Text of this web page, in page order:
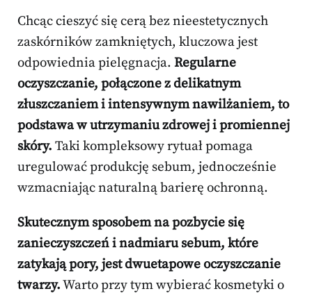
Chcąc cieszyć się cerą bez nieestetycznych
zaskórników zamkniętych, kluczowa jest
odpowiednia pielęgnacja. Regularne
oczyszczanie, połączone z delikatnym
złuszczaniem i intensywnym nawilżaniem, to
podstawa w utrzymaniu zdrowej i promiennej
skóry. Taki kompleksowy rytuał pomaga
uregulować produkcję sebum, jednocześnie
wzmacniając naturalną barierę ochronną.
Skutecznym sposobem na pozbycie się
zanieczyszczeń i nadmiaru sebum, które
zatykają pory, jest dwuetapowe oczyszczanie
twarzy.Warto przy tym wybierać kosmetyki o